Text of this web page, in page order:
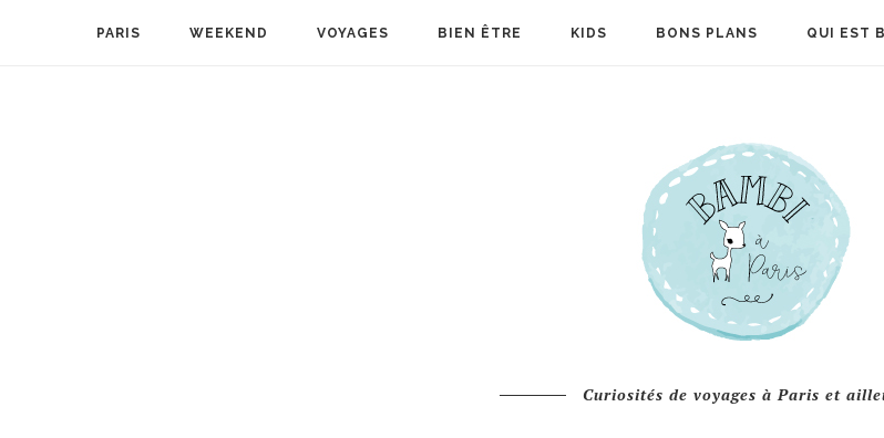
PARIS WEEKEND VOYAGES BIEN ÊTRE KIDS BONS PLANS QUI EST
Curiosités de voyages à Paris et